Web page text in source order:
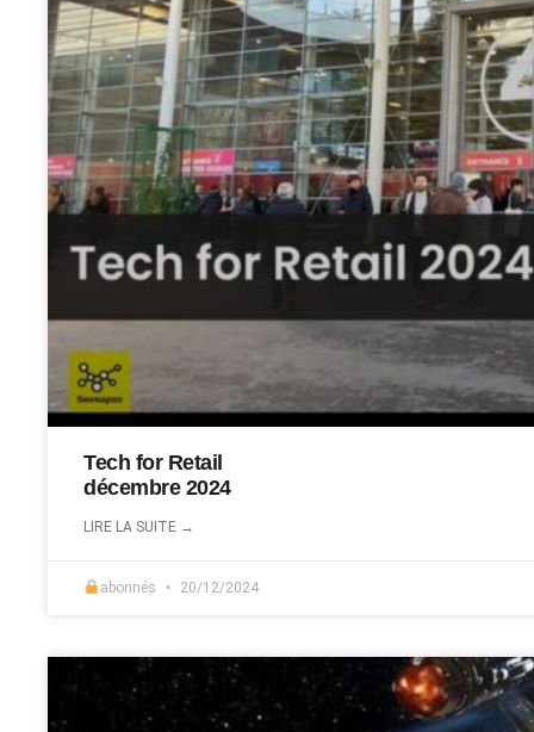
Tech for Retail
décembre 2024
LIRE LA SUITE →
abonnés 20/12/2024